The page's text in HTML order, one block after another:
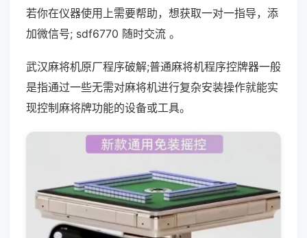
若你在仪器使用上需要帮助，想获取一对一指导，添
加微信号; sdf6770 随时交流 。
武汉麻将机原厂程序破解;普通麻将机程序控牌器一般
是指通过一些无需对麻将机进行复杂安装操作就能实
现控制麻将牌功能的设备或工具。